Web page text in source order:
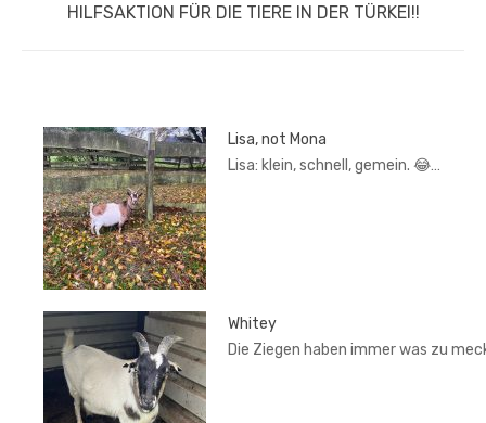
Next
HILFSAKTION FÜR DIE TIERE IN DER TÜRKEI!!
Lisa, not Mona
Lisa: klein, schnell, gemein. 😂…
Whitey
Die Ziegen haben immer was zu